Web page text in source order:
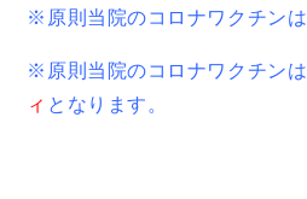
※原則当院のコロナワクチンは
※原則当院のコロナワクチン
ィ となります。